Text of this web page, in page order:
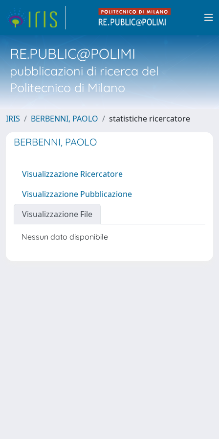
RE.PUBLIC@POLIMI
pubblicazioni di ricerca del
Politecnico di Milano
IRIS BERBENNI, PAOLO statistiche ricercatore
BERBENNI, PAOLO
Visualizzazione Ricercatore
Visualizzazione Pubblicazione
Visualizzazione File
Nessun dato disponibile